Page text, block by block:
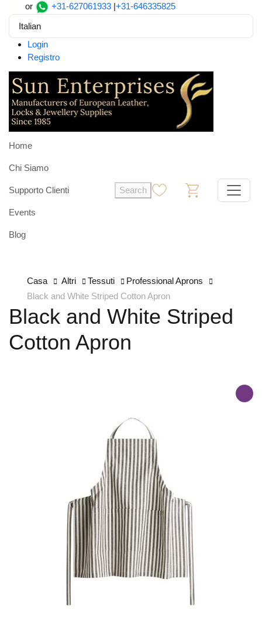
or +31-627061933 |+31-646335825
Italian
Login
Registro
Home
Chi Siamo
Supporto Clienti
Events
Blog
Search
Casa Altri Tessuti
Professional Aprons
Black and White Striped Cotton Apron
Black and White Striped
Cotton Apron